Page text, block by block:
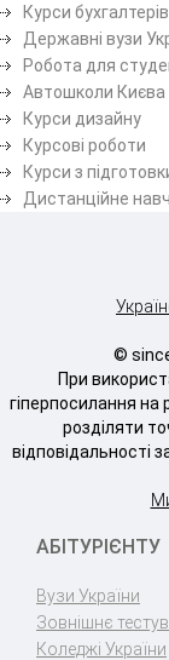
Курси бухгалтерів
Державні вузи
Робота для
Автошколи Києва
Курси дизайну
Курсові роботи
Курси з
Дистанційне
©
При
гіперпосилання на
розділяти
відповідальності
АБІТУРІЄНТУ
Вузи України
Зовнішнє
Коледжі України